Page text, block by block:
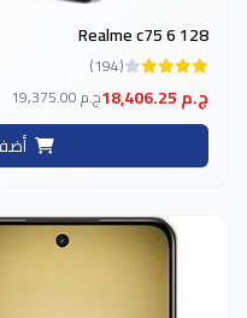
Realme c75 6 128
(194)
18,406.25 ج.م 19,375.00 ج.م
أضف للسلة